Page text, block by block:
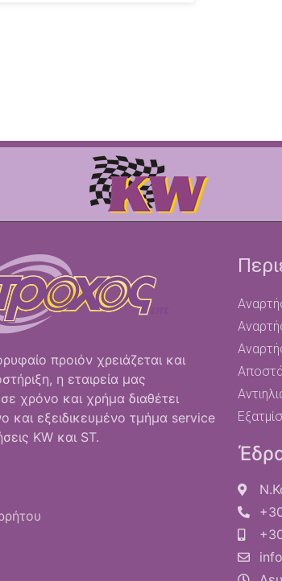
προιόν χρειάζεται και
η εταιρεία μας
χρόνο και χρήμα διαθέτει
και εξειδικευμένο τμήμα service
KW και ST.